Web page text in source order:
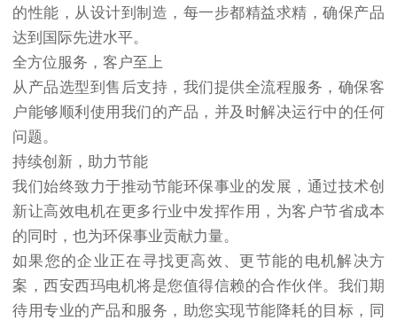
的性能，从设计到制造，每一步都精益求精，确保产品
达到国际先进水平。
全方位服务，客户至上
从产品选型到售后支持，我们提供全流程服务，确保客
户能够顺利使用我们的产品，并及时解决运行中的任何
问题。
持续创新，助力节能
我们始终致力于推动节能环保事业的发展，通过技术创
新让高效电机在更多行业中发挥作用，为客户节省成本
的同时，也为环保事业贡献力量。
如果您的企业正在寻找更高效、更节能的电机解决方
案，西安西玛电机将是您值得信赖的合作伙伴。我们期
待用专业的产品和服务，助您实现节能降耗的目标，同